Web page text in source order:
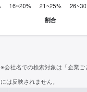
※会社名での検索対象は「企業
には反映されません。